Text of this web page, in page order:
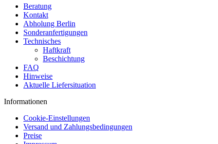
Beratung
Kontakt
Abholung Berlin
Sonderanfertigungen
Technisches
Haftkraft
Beschichtung
FAQ
Hinweise
Aktuelle Liefersituation
Informationen
Cookie-Einstellungen
Versand und Zahlungsbedingungen
Preise